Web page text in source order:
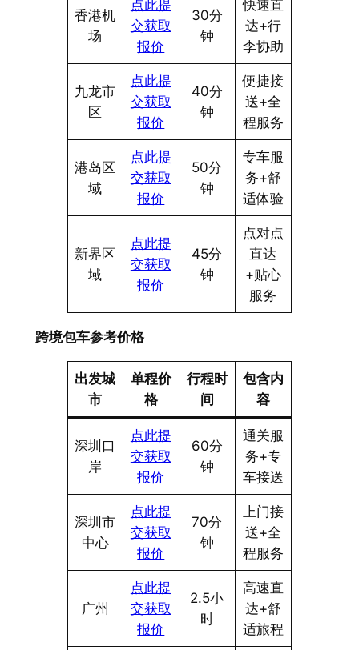
香港机
场
点此提
交获取
报价
30分
钟
快速直
达+行
李协助
九龙市
区
点此提
交获取
报价
40分
钟
便捷接
送+全
程服务
港岛区
域
点此提
交获取
报价
50分
钟
专车服
务+舒
适体验
新界区
域
点此提
交获取
报价
45分
钟
点对点
直达
+贴心
服务
跨境包车参考价格
出发城
市
单程价
格
行程时
间
包含内
容
深圳口
岸
点此提
交获取
报价
60分
钟
通关服
务+专
车接送
深圳市
中心
点此提
交获取
报价
70分
钟
上门接
送+全
程服务
广州
点此提
交获取
报价
2.5小
时
高速直
达+舒
适旅程